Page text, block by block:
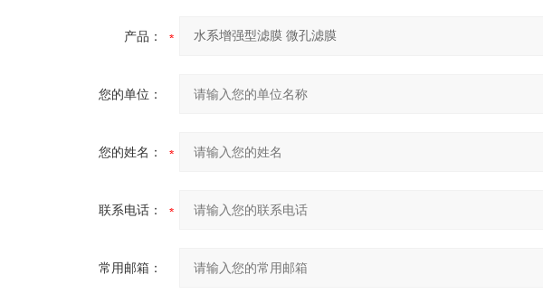
产品：
您的单位：
您的姓名：
联系电话：
常用邮箱：